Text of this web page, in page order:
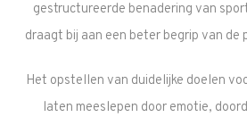
gestructureerde benadering van
draagt bij aan een beter begrip van de
Het opstellen van duidelijke doelen
laten meeslepen door emotie,